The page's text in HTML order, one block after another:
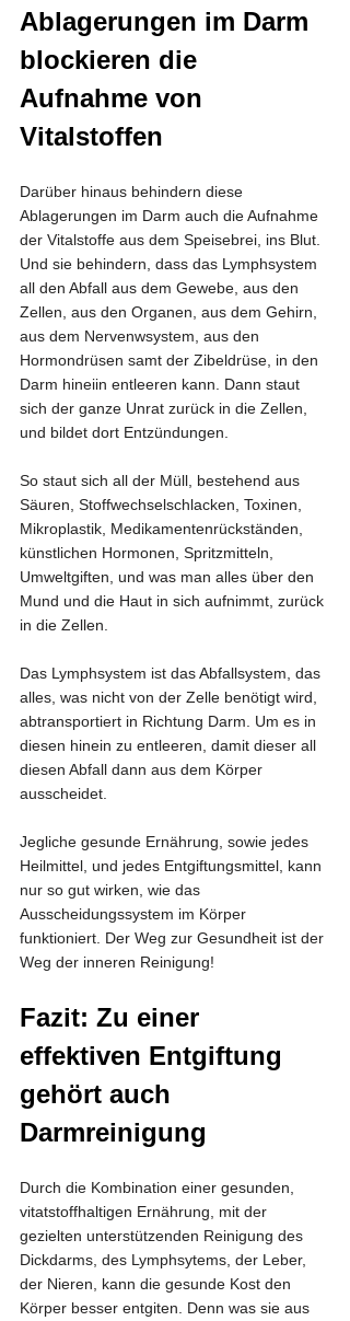
Ablagerungen im Darm
blockieren die
Aufnahme von
Vitalstoffen
Darüber hinaus behindern diese
Ablagerungen im Darm auch die Aufnahme
der Vitalstoffe aus dem Speisebrei, ins Blut.
Und sie behindern, dass das Lymphsystem
all den Abfall aus dem Gewebe, aus den
Zellen, aus den Organen, aus dem Gehirn,
aus dem Nervenwsystem, aus den
Hormondrüsen samt der Zibeldrüse, in den
Darm hineiin entleeren kann. Dann staut
sich der ganze Unrat zurück in die Zellen,
und bildet dort Entzündungen.
So staut sich all der Müll, bestehend aus
Säuren, Stoffwechselschlacken, Toxinen,
Mikroplastik, Medikamentenrückständen,
künstlichen Hormonen, Spritzmitteln,
Umweltgiften, und was man alles über den
Mund und die Haut in sich aufnimmt, zurück
in die Zellen.
Das Lymphsystem ist das Abfallsystem, das
alles, was nicht von der Zelle benötigt wird,
abtransportiert in Richtung Darm. Um es in
diesen hinein zu entleeren, damit dieser all
diesen Abfall dann aus dem Körper
ausscheidet.
Jegliche gesunde Ernährung, sowie jedes
Heilmittel, und jedes Entgiftungsmittel, kann
nur so gut wirken, wie das
Ausscheidungssystem im Körper
funktioniert. Der Weg zur Gesundheit ist der
Weg der inneren Reinigung!
Fazit: Zu einer
effektiven Entgiftung
gehört auch
Darmreinigung
Durch die Kombination einer gesunden,
vitatstoffhaltigen Ernährung, mit der
gezielten unterstützenden Reinigung des
Dickdarms, des Lymphsytems, der Leber,
der Nieren, kann die gesunde Kost den
Körper besser entgiten. Denn was sie aus